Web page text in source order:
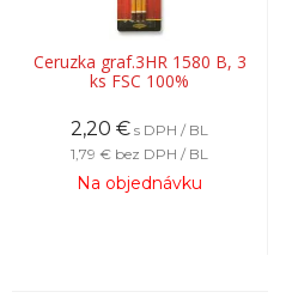
Ceruzka graf.3HR 1580 B, 3
ks FSC 100%
2,20 € s DPH / BL
1,79 € bez DPH / BL
Na objednávku